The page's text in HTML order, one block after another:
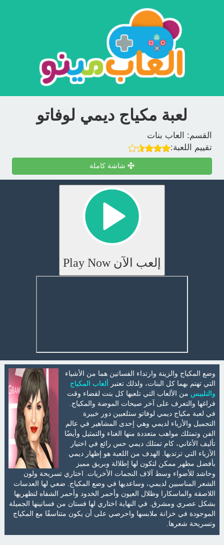
لعبة مكياج ديمي لوفاتو
القسم:
العاب بنات
تقييم اللعبة:
شاشة كاملة
إلعب الآن Play Now
وضع المكياج والزينة وارتداء الفساتين هما من الأشياء
التي تهتم بهما كل البنات، ولذلك تعتبر ألعاب المكياج
والتلبيس من الألعاب التي تلعبها كل بنت لقضاء وقت
فراغها والتعرف على آخر صيحات الموضة والمكياج.
في لعبة مكياج ديمي لوفاتو ستلعبين دور خبيرة
التجميل والأزياء لديمي وهي إحدى المشاهير في عالم
الفن وتمتلك مواهب متعددة منها الغناء والتمثيل وأيضًا
تأليف الأغاني، كام تمتلك ديمي حس رائع في اختيار
الأزياء التي ترتديها. الهدف من اللعبة هو إظهار ديمي
بأفضل مظهر ممكن لتكون لها إطلالة وبريق مميز
وحاشد للأضواء وسط آلاف النجمات الأخريات. اختاري تسريحة ولون
الشعر المناسبين لديمي، وساعديها في وضع المكياج. ضعي لها العدسات
اللاصقة والماسكارا وظلال العيون وأحمر الخدود وأحمر الشفاه لتظهريها
بشكل عصري ومشرق. في النهاية اختاري لها فستان من فساتينها الجميلة
الموجودة في خزانة ملابسها واحرصي على أن يكون متناسقًا مع المكياج
وتسريحة شعرها.